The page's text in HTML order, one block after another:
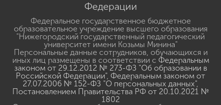
Федерации
Федеральное государственное бюджетное
образовательное учреждение высшего образования
"Нижегородский государственный педагогический
университет имени Козьмы Минина"
Персональные данные сотрудников, обучающихся и
иных лиц размещены в соответствии с Федеральным
законом от 29.12.2012 № 273-ФЗ "Об образовании в
Российской Федерации", Федеральным законом от
27.07.2006 № 152-ФЗ "О персональных данных",
Постановлением Правительства РФ от 20.10.2021 №
1802